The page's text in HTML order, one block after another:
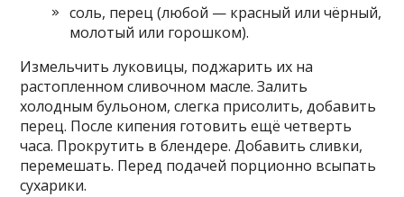
соль, перец (любой — красный или чёрный,
молотый или горошком).
Измельчить луковицы, поджарить их на
растопленном сливочном масле. Залить
холодным бульоном, слегка присолить, добавить
перец. После кипения готовить ещё четверть
часа. Прокрутить в блендере. Добавить сливки,
перемешать. Перед подачей порционно всыпать
сухарики.